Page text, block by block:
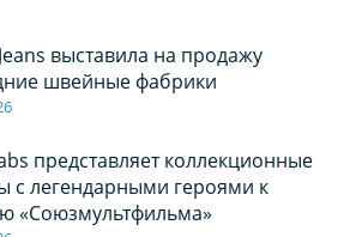
выставила на продажу
швейные фабрики
представляет коллекционные
с легендарными героями к
«Союзмультфильма»